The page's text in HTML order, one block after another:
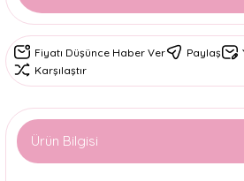
Fiyatı Düşünce Haber Ver Paylaş
Karşılaştır
Ürün Bilgisi